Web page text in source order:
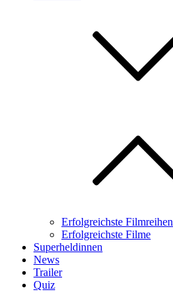
Erfolgreichste Filmreihen
Erfolgreichste Filme
Superheldinnen
News
Trailer
Quiz